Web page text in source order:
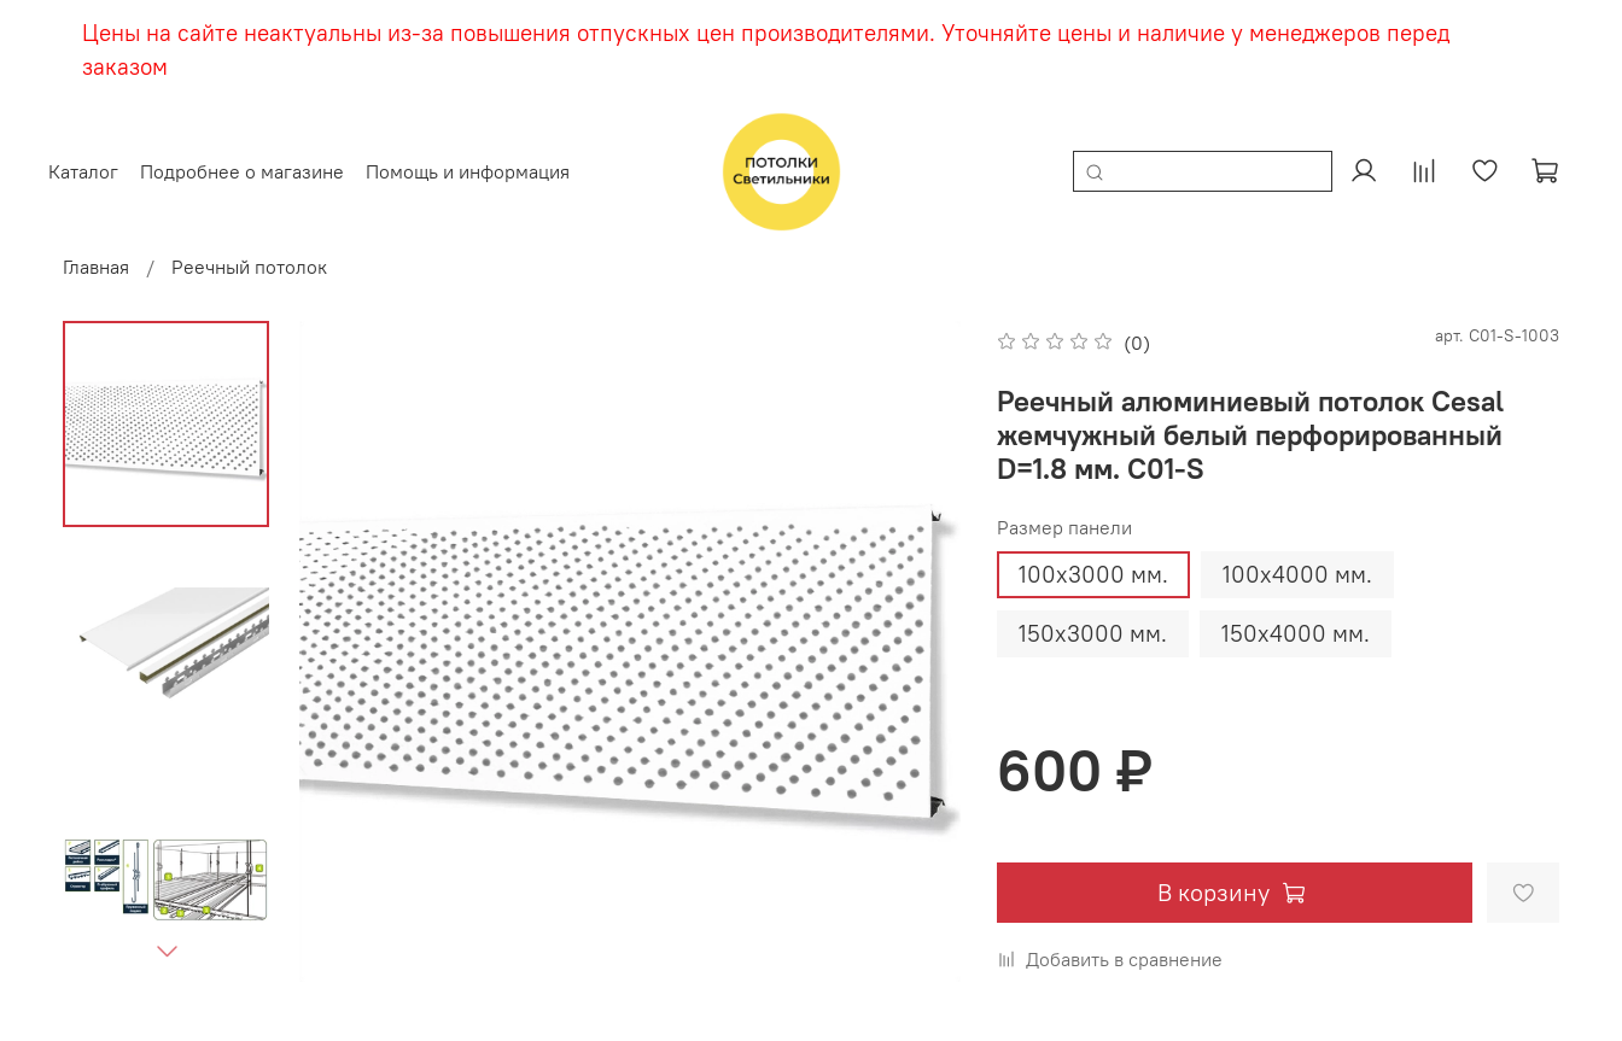
Цены на сайте неактуальны из-за повышения отпускных цен производителями. Уточняйте цены и наличие у менеджеров перед
заказом
Каталог Подробнее о магазине Помощь и информация
Главная Реечный потолок
(0) арт. С01-S-1003
Реечный алюминиевый потолок Cesal
жемчужный белый перфорированный
D=1.8 мм. С01-S
Размер панели
100х3000 мм. 100х4000 мм.
150х3000 мм. 150х4000 мм.
600 ₽
В корзину
Добавить в сравнение